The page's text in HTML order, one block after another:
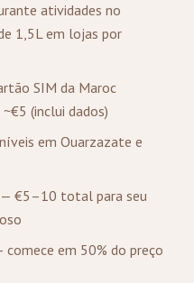
atividades no
1,5L em lojas por
SIM da Maroc
(inclui dados)
em Ouarzazate e
€5–10 total para seu
comece em 50% do preço